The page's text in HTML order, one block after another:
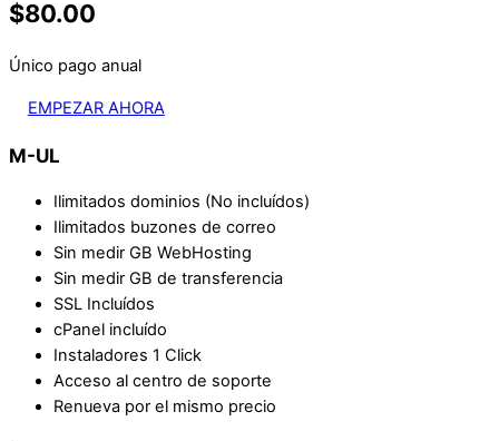
$80.00
Único pago anual
EMPEZAR AHORA
M-UL
Ilimitados dominios (No incluídos)
Ilimitados buzones de correo
Sin medir GB WebHosting
Sin medir GB de transferencia
SSL Incluídos
cPanel incluído
Instaladores 1 Click
Acceso al centro de soporte
Renueva por el mismo precio